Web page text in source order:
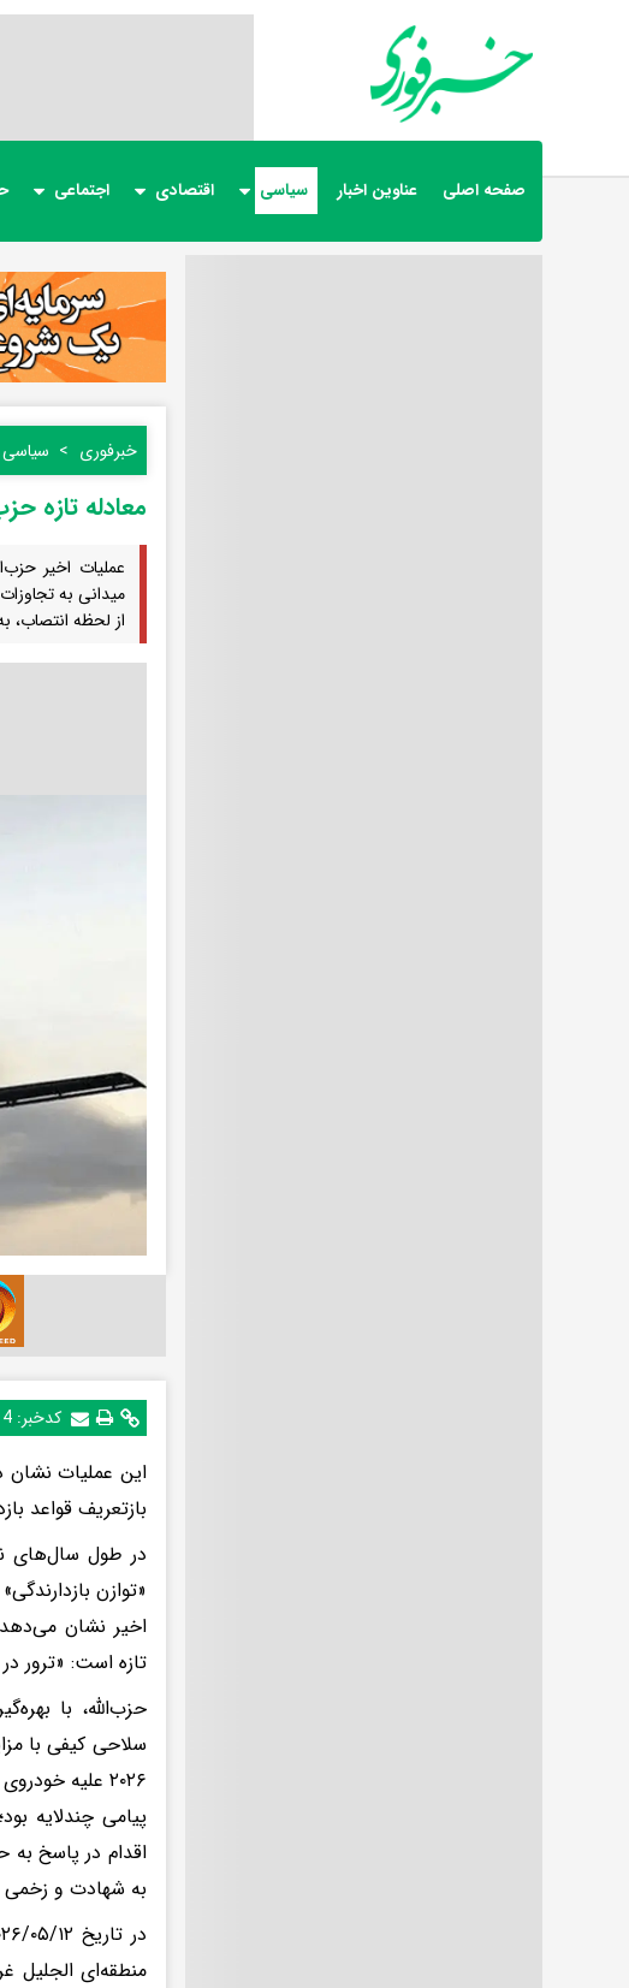
صفحه اصلی عناوین اخبار سیاسی اقتصادی اجتماعی
خبرفوری سیاسی
معادله‌ تازه
میدانی به
از لحظه انتصاب،
کدخبر:
این عملیات نشان
بازتعریف قواعد
در طول سال‌های
«توازن
اخیر نشان
تازه است: «ترور در
حزب‌الله، با
پیامی چندلایه
اقدام در پاسخ
به شهادت و زخمی